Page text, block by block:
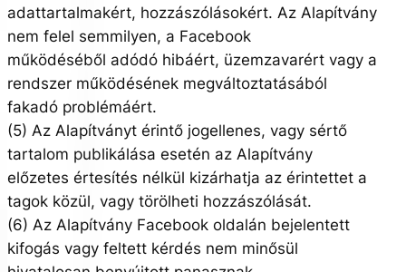
adattartalmakért, hozzászólásokért. Az Alapítvány
nem felel semmilyen, a Facebook
működéséből adódó hibáért, üzemzavarért vagy a
rendszer működésének megváltoztatásából
fakadó problémáért.
(5) Az Alapítványt érintő jogellenes, vagy sértő
tartalom publikálása esetén az Alapítvány
előzetes értesítés nélkül kizárhatja az érintettet a
tagok közül, vagy törölheti hozzászólását.
(6) Az Alapítvány Facebook oldalán bejelentett
kifogás vagy feltett kérdés nem minősül